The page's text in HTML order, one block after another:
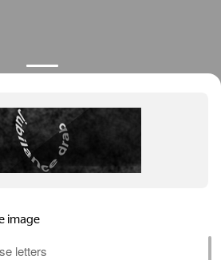
- 2026 Оборудование для
канализации